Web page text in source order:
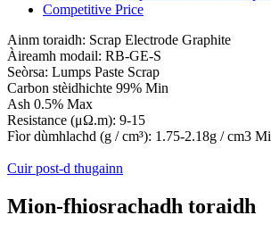
Ainm toraidh: Scrap Electrode Graphite
Àireamh modail: RB-GE-S
Seòrsa: Lumps Paste Scrap
Carbon stèidhichte 99% Min
Ash 0.5% Max
Resistance (μΩ.m): 9-15
Fìor dùmhlachd (g / cm³): 1.75-2.18g / cm3
Cuir post-d thugainn
Mion-fhiosrachadh toraidh